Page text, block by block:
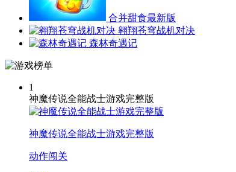
合并甜食最新版
翱翔苍穹战机对决
森林奇遇记
1
神魔传说全能战士游戏完整版
神魔传说全能战士游戏完整版
动作闯关